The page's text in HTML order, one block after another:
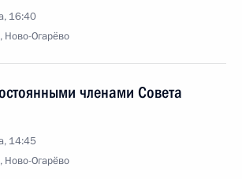
16:40
Ново-Огарёво
членами Совета
14:45
Ново-Огарёво